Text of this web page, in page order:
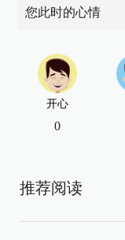
您此时的心情
开心
0
推荐阅读